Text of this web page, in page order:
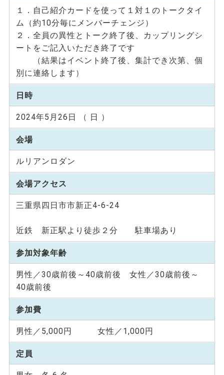
１．自己紹介カードを使って１対１のトークタイ
ム（約10分毎にメンバーチェンジ）
２．全員の異性とトーク終了後、カップリングシ
ートをご記入いただき終了です
（結果はイベント終了後、集計でき次第、個
別に連絡します）
日時
2024年5月26日 （ 日 ）
会場
ルリアンロダン
会場アクセス
三重県四日市市新正4-6-24
近鉄 新正駅より徒歩２分 駐車場あり
参加対象年齢
男性／30歳前後～40歳前後 女性／30歳前後～
40歳前後
参加費
男性／5,000円 女性／1,000円
定員